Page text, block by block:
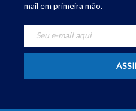
mail em primeira mão.